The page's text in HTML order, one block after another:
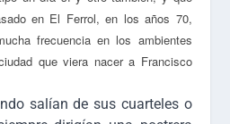
en El Ferrol, en los años 70,
frecuencia en los ambientes
que viera nacer a Francisco
salían de sus cuarteles o